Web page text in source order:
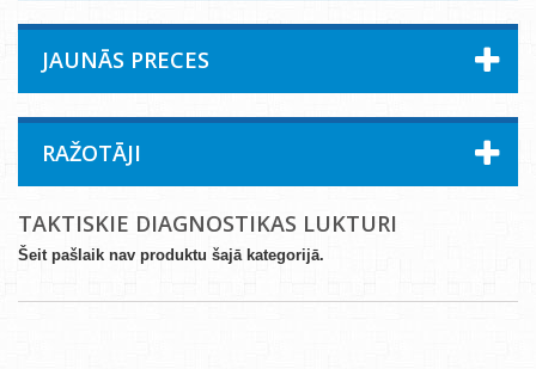
JAUNĀS PRECES
RAŽOTĀJI
TAKTISKIE DIAGNOSTIKAS LUKTURI
Šeit pašlaik nav produktu šajā kategorijā.